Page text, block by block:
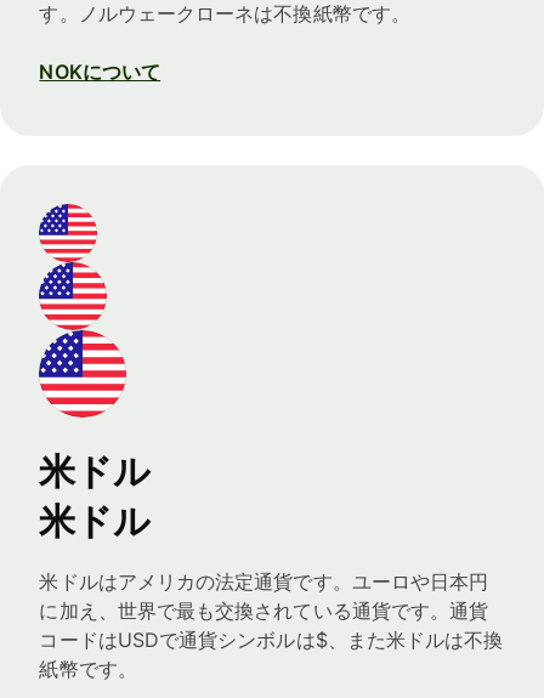
す。ノルウェークローネは不換紙幣です。
NOKについて
米ドル
米ドル
米ドルはアメリカの法定通貨です。ユーロや日本円
に加え、世界で最も交換されている通貨です。通貨
コードはUSDで通貨シンボルは$、また米ドルは不換
紙幣です。